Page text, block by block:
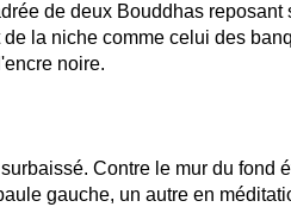
de deux Bouddhas
la niche comme celui des
noire.
Contre le mur du fond
gauche, un autre en